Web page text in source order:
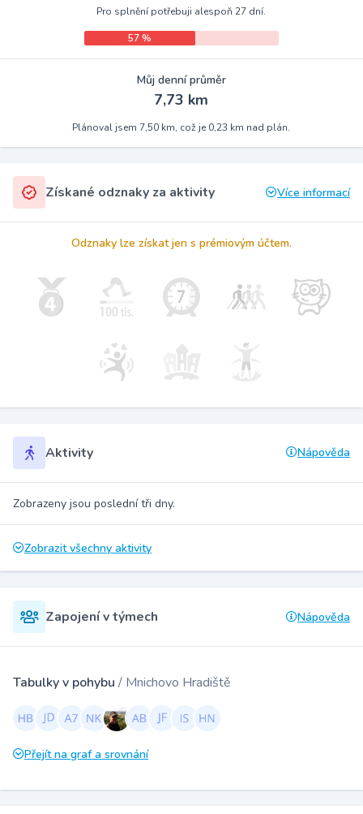
Pro splnění potřebuji alespoň 27 dní.
57 %
Můj denní průměr
7,73 km
Plánoval jsem 7,50 km, což je 0,23 km nad plán.
Získané odznaky za aktivity Více informací
Odznaky lze získat jen s prémiovým účtem.
Aktivity Nápověda
Zobrazeny jsou poslední tři dny.
Zobrazit všechny aktivity
Zapojení v týmech Nápověda
Tabulky v pohybu / Mnichovo Hradiště
Přejít na graf a srovnání